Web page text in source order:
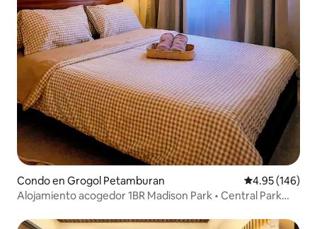
Condo en Grogol Petamburan Calificación
4.95 (146)
Alojamiento acogedor 1BR Madison Park • Central Park